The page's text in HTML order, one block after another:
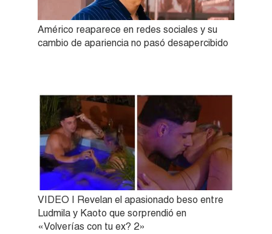
Américo reaparece en redes sociales y su
cambio de apariencia no pasó desapercibido
VIDEO | Revelan el apasionado beso entre
Ludmila y Kaoto que sorprendió en
«Volverías con tu ex? 2»